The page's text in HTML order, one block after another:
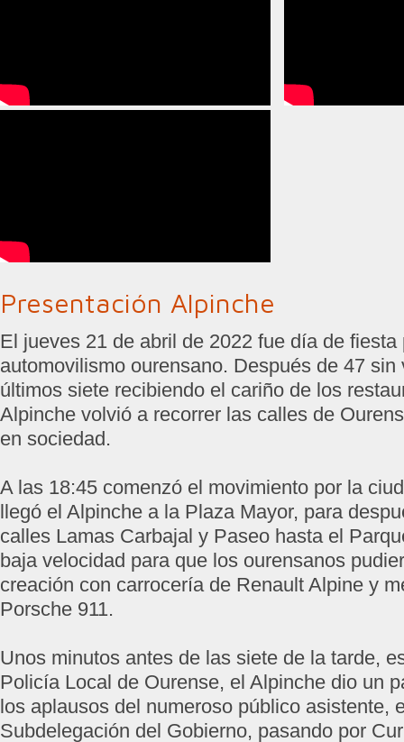
Presentación Alpinche
El jueves 21 de abril de 2022 fue día de fiesta
automovilismo ourensano. Después de 47 sin
últimos siete recibiendo el cariño de los
Alpinche volvió a recorrer las calles de
en sociedad.
A las 18:45 comenzó el movimiento por la
llegó el Alpinche a la Plaza Mayor, para
calles Lamas Carbajal y Paseo hasta el
baja velocidad para que los ourensanos
creación con carrocería de Renault Alpine y
Porsche 911.
Unos minutos antes de las siete de la tarde,
Policía Local de Ourense, el Alpinche dio un
los aplausos del numeroso público asistente,
Subdelegación del Gobierno, pasando por